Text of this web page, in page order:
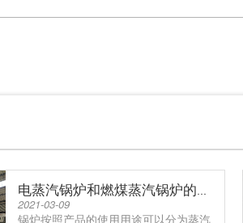
电蒸汽锅炉和燃煤蒸汽锅炉的具体差别
2021-03-09
锅炉按照产品的使用用途可以分为蒸汽